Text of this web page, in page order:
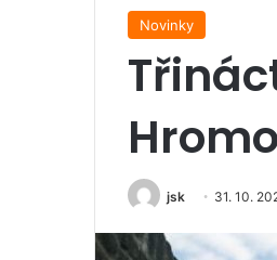
Novinky
jsk 31. 10.